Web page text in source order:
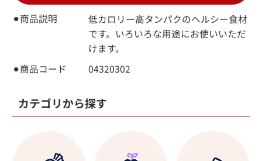
⚫︎商品説明
低カロリー高タンパクのヘルシー食材
です。いろいろな用途にお使いいただ
けます。
⚫︎商品コード 04320302
カテゴリから探す